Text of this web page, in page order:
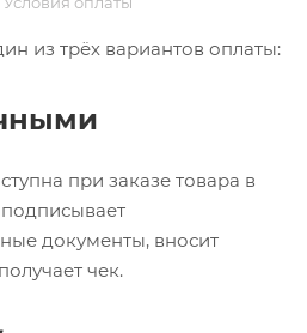
из трёх вариантов оплаты:
при заказе товара в
документы, вносит
чек.